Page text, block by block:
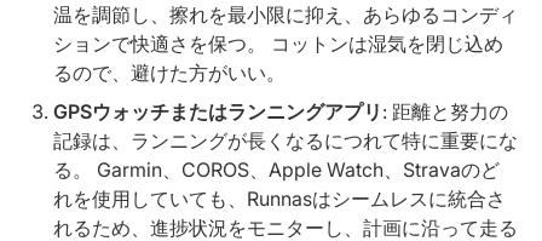
温を調節し、擦れを最小限に抑え、あらゆるコンディ
ションで快適さを保つ。 コットンは湿気を閉じ込め
るので、避けた方がいい。
GPSウォッチまたはランニングアプリ : 距離と努力の
記録は、ランニングが長くなるにつれて特に重要にな
る。 Garmin、COROS、Apple Watch、Stravaのど
れを使用していても、Runnasはシームレスに統合さ
れるため、進捗状況をモニターし、計画に沿って走る